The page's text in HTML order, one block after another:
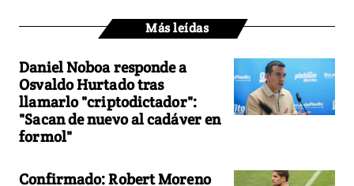
Más leídas
Daniel Noboa responde a
Osvaldo Hurtado tras
llamarlo "criptodictador":
"Sacan de nuevo al cadáver en
formol"
Confirmado: Robert Moreno